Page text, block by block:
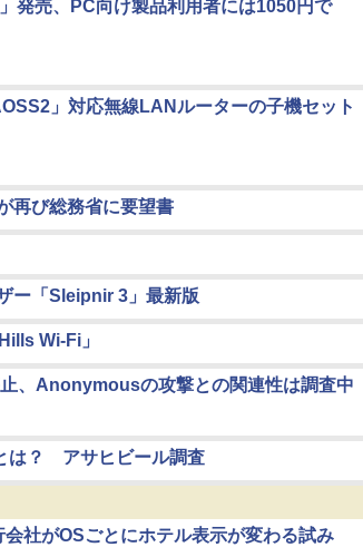
発売、PC向け製品利用者には1050円で
」対応無線LANルーターの子機セット
再び総務省に要望書
ー「Sleipnir 3」最新版
Wi-Fi」
、Anonymousの攻撃との関連性は調査中
は？ アサヒビール調査
社がOSごとにホテル表示が変わる試み